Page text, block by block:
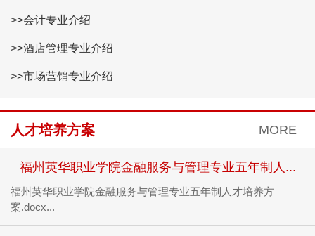
>>会计专业介绍
>>酒店管理专业介绍
>>市场营销专业介绍
人才培养方案 MORE
福州英华职业学院金融服务与管理专业五年制人...
福州英华职业学院金融服务与管理专业五年制人才培养方
案.docx...